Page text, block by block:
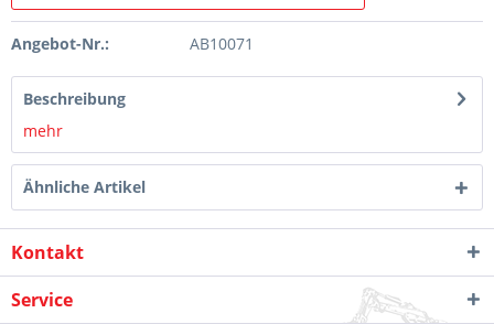
Angebot-Nr.: AB10071
Beschreibung
mehr
Ähnliche Artikel
Kontakt
Service